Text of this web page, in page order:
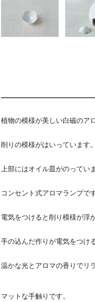
植物の模様が美しい白磁のア
削りの模様がはいっています。
上部にはオイル皿がのってい
コンセント式アロマランプで
電気をつけると削り模様が浮
手の込んだ作りが電気をつけ
温かな光とアロマの香りでリ
マットな手触りです。